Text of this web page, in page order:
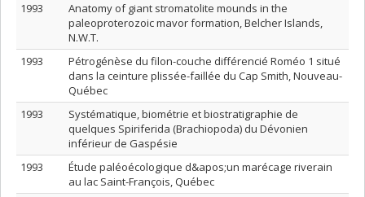
1993
Anatomy of giant stromatolite mounds in the
paleoproterozoic mavor formation, Belcher Islands,
N.W.T.
1993
Pétrogénèse du filon-couche différencié Roméo 1 situé
dans la ceinture plissée-faillée du Cap Smith, Nouveau-
Québec
1993
Systématique, biométrie et biostratigraphie de
quelques Spiriferida (Brachiopoda) du Dévonien
inférieur de Gaspésie
1993
Étude paléoécologique d&apos;un marécage riverain
au lac Saint-François, Québec